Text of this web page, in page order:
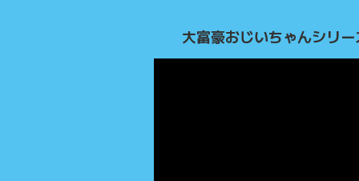
大富豪おじいちゃんシリ